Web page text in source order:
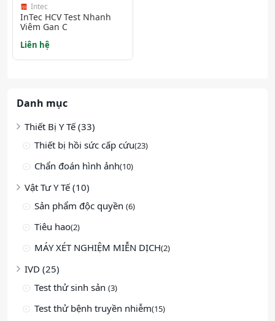
Danh mục
Thiết Bị Y Tế (33)
Thiết bị hồi sức cấp cứu(23)
Chẩn đoán hình ảnh(10)
Vật Tư Y Tế (10)
Sản phẩm độc quyền (6)
Tiêu hao(2)
MÁY XÉT NGHIỆM MIỄN DỊCH(2)
IVD (25)
Test thử sinh sản (3)
Test thử bệnh truyền nhiễm(15)
Intec
InTec HCV Test Nhanh
Viêm Gan C
Liên hệ